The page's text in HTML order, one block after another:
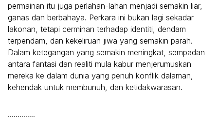
permainan itu juga perlahan-lahan menjadi semakin liar,
ganas dan berbahaya. Perkara ini bukan lagi sekadar
lakonan, tetapi cerminan terhadap identiti, dendam
terpendam, dan kekeliruan jiwa yang semakin parah.
Dalam ketegangan yang semakin meningkat, sempadan
antara fantasi dan realiti mula kabur menjerumuskan
mereka ke dalam dunia yang penuh konflik dalaman,
kehendak untuk membunuh, dan ketidakwarasan.
..............